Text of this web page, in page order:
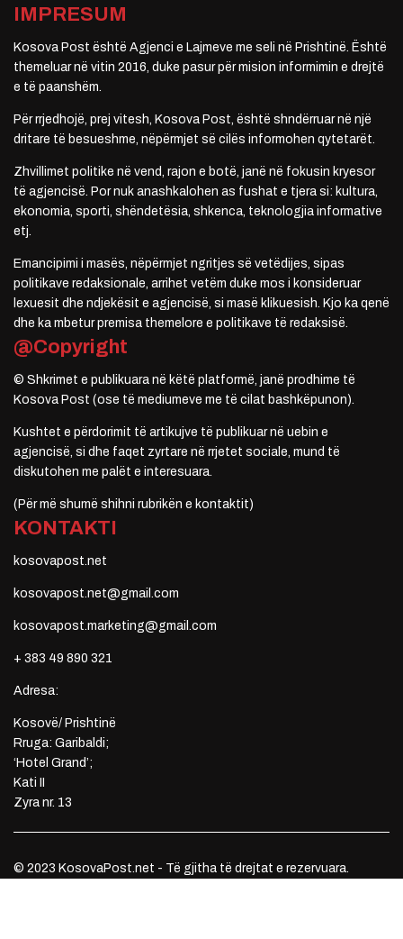
IMPRESUM
Kosova Post është Agjenci e Lajmeve me seli në Prishtinë. Është
themeluar në vitin 2016, duke pasur për mision informimin e drejtë
e të paanshëm.
Për rrjedhojë, prej vitesh, Kosova Post, është shndërruar në një
dritare të besueshme, nëpërmjet së cilës informohen qytetarët.
Zhvillimet politike në vend, rajon e botë, janë në fokusin kryesor
të agjencisë. Por nuk anashkalohen as fushat e tjera si: kultura,
ekonomia, sporti, shëndetësia, shkenca, teknologjia informative
etj.
Emancipimi i masës, nëpërmjet ngritjes së vetëdijes, sipas
politikave redaksionale, arrihet vetëm duke mos i konsideruar
lexuesit dhe ndjekësit e agjencisë, si masë klikuesish. Kjo ka qenë
dhe ka mbetur premisa themelore e politikave të redaksisë.
@Copyright
© Shkrimet e publikuara në këtë platformë, janë prodhime të
Kosova Post (ose të mediumeve me të cilat bashkëpunon).
Kushtet e përdorimit të artikujve të publikuar në uebin e
agjencisë, si dhe faqet zyrtare në rrjetet sociale, mund të
diskutohen me palët e interesuara.
(Për më shumë shihni rubrikën e kontaktit)
KONTAKTI
kosovapost.net
kosovapost.net@gmail.com
kosovapost.marketing@gmail.com
+ 383 49 890 321
Adresa:
Kosovë/ Prishtinë
Rruga: Garibaldi;
‘Hotel Grand’;
Kati II
Zyra nr. 13
© 2023 KosovaPost.net - Të gjitha të drejtat e rezervuara.